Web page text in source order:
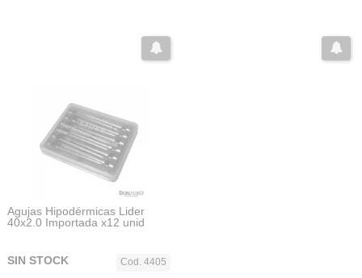
Agujas Hipodérmicas Lider
40x2.0 Importada x12 unid
Cod. 4405
SIN STOCK